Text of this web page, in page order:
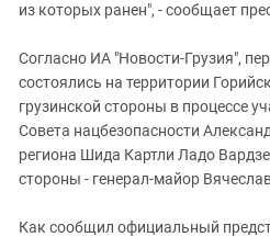
из которых ранен", - сообщает
Согласно ИА "Новости-Грузия",
состоялись на территории
грузинской стороны в процессе
Совета нацбезопасности
региона Шида Картли Ладо
стороны - генерал-майор
Как сообщил официальный